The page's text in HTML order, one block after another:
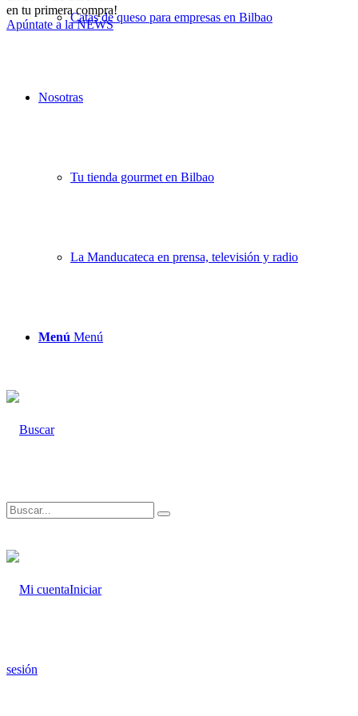
Catas de queso para empresas en Bilbao
Nosotras
Tu tienda gourmet en Bilbao
La Manducateca en prensa, televisión y radio
Menú Menú
Iniciar
sesión
en tu primera compra!
Apúntate a la NEWS